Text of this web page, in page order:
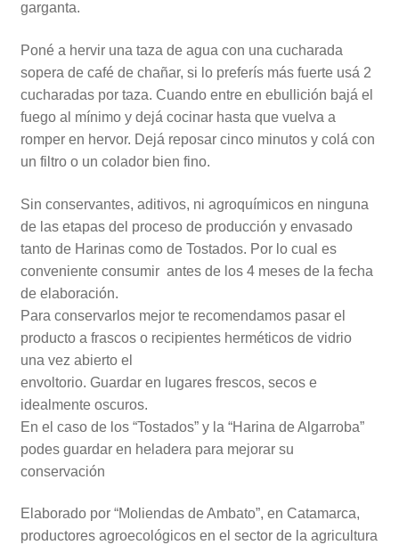
garganta.
Poné a hervir una taza de agua con una cucharada
sopera de café de chañar, si lo preferís más fuerte usá 2
cucharadas por taza. Cuando entre en ebullición bajá el
fuego al mínimo y dejá cocinar hasta que vuelva a
romper en hervor. Dejá reposar cinco minutos y colá con
un filtro o un colador bien fino.
Sin conservantes, aditivos, ni agroquímicos en ninguna
de las etapas del proceso de producción y envasado
tanto de Harinas como de Tostados. Por lo cual es
conveniente consumir antes de los 4 meses de la fecha
de elaboración.
Para conservarlos mejor te recomendamos pasar el
producto a frascos o recipientes herméticos de vidrio
una vez abierto el
envoltorio. Guardar en lugares frescos, secos e
idealmente oscuros.
En el caso de los “Tostados” y la “Harina de Algarroba”
podes guardar en heladera para mejorar su
conservación
Elaborado por “Moliendas de Ambato”, en Catamarca,
productores agroecológicos en el sector de la agricultura